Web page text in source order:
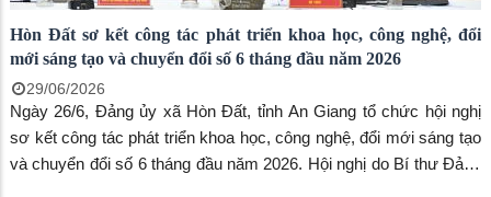
Hòn Đất sơ kết công tác phát triển khoa học, công nghệ, đổi
mới sáng tạo và chuyển đổi số 6 tháng đầu năm 2026
29/06/2026
Ngày 26/6, Đảng ủy xã Hòn Đất, tỉnh An Giang tổ chức hội nghị
sơ kết công tác phát triển khoa học, công nghệ, đổi mới sáng tạo
và chuyển đổi số 6 tháng đầu năm 2026. Hội nghị do Bí thư Đảng